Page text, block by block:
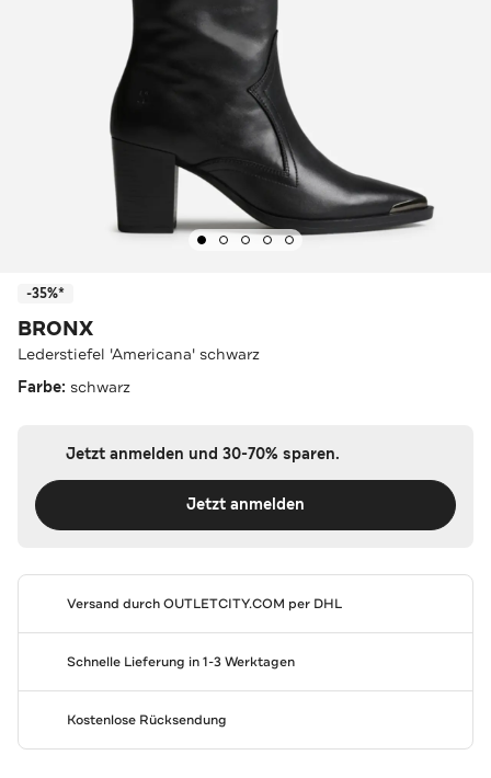
-35%*
BRONX
Lederstiefel 'Americana' schwarz
Farbe: schwarz
Jetzt anmelden und 30-70% sparen.
Jetzt anmelden
Versand durchOUTLETCITY.COM per DHL
Schnelle Lieferung in 1-3 Werktagen
Kostenlose Rücksendung